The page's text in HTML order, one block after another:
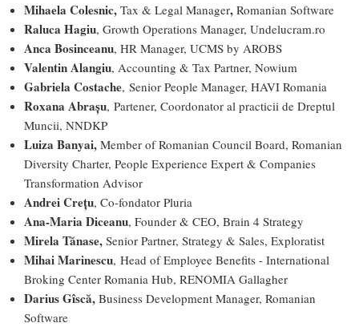
Mihaela Colesnic, Tax & Legal Manager, Romanian Software
Raluca Hagiu, Growth Operations Manager, Undelucram.ro
Anca Bosinceanu, HR Manager, UCMS by AROBS
Valentin Alangiu, Accounting & Tax Partner, Nowium
Gabriela Costache, Senior People Manager, HAVI Romania
Roxana Abrașu, Partener, Coordonator al practicii de Dreptul
Muncii, NNDKP
Luiza Banyai, Member of Romanian Council Board, Romanian
Diversity Charter, People Experience Expert & Companies
Transformation Advisor
Andrei Crețu, Co-fondator Pluria
Ana-Maria Diceanu, Founder & CEO, Brain 4 Strategy
Mirela Tănase, Senior Partner, Strategy & Sales, Exploratist
Mihai Marinescu, Head of Employee Benefits - International
Broking Center Romania Hub, RENOMIA Gallagher
Darius Gîscă, Business Development Manager, Romanian
Software